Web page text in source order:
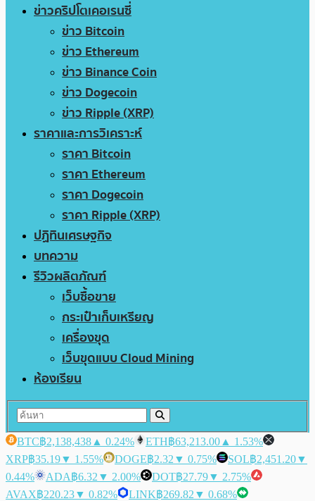
ข่าวคริปโตเคอเรนซี่
ข่าว Bitcoin
ข่าว Ethereum
ข่าว Binance Coin
ข่าว Dogecoin
ข่าว Ripple (XRP)
ราคาและการวิเคราะห์
ราคา Bitcoin
ราคา Ethereum
ราคา Dogecoin
ราคา Ripple (XRP)
ปฏิทินเศรษฐกิจ
บทความ
รีวิวผลิตภัณฑ์
เว็บซื้อขาย
กระเป๋าเก็บเหรียญ
เครื่องขุด
เว็บขุดแบบ Cloud Mining
ห้องเรียน
BTC฿2,138,438 ▲ 0.24% ETH฿63,213.00 ▲ 1.53%
XRP฿35.19▼ 1.55% DOGE฿2.32 ▼ 0.75% SOL฿2,451.20▼
0.44%
ADA฿6.32 ▼ 2.00% DOT฿27.79▼ 2.75%
AVAX฿220.23▼ 0.82% LINK฿269.82 ▼ 0.68%